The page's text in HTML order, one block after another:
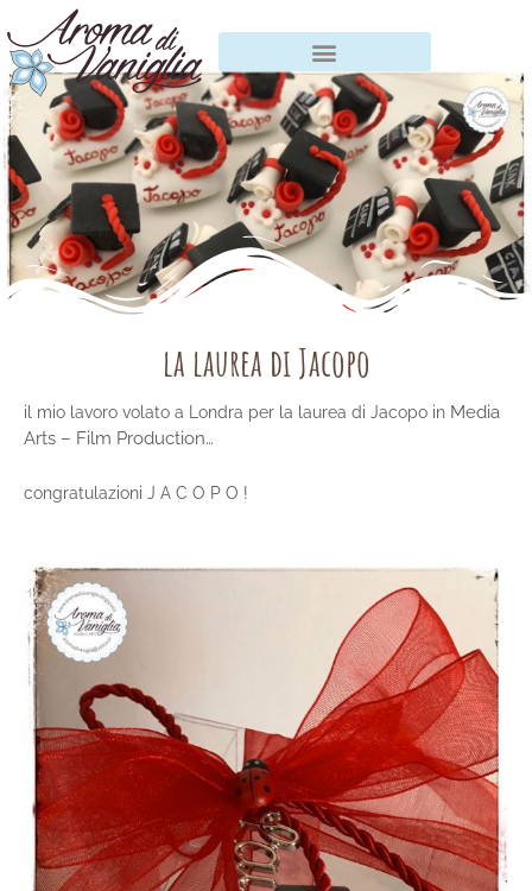
al
contenuto
la laurea di Jacopo
il mio lavoro volato a Londra per la laurea di Jacopo in Media
Arts – Film Production…
congratulazioni J A C O P O !